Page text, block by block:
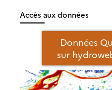
Accès aux données
Données
sur